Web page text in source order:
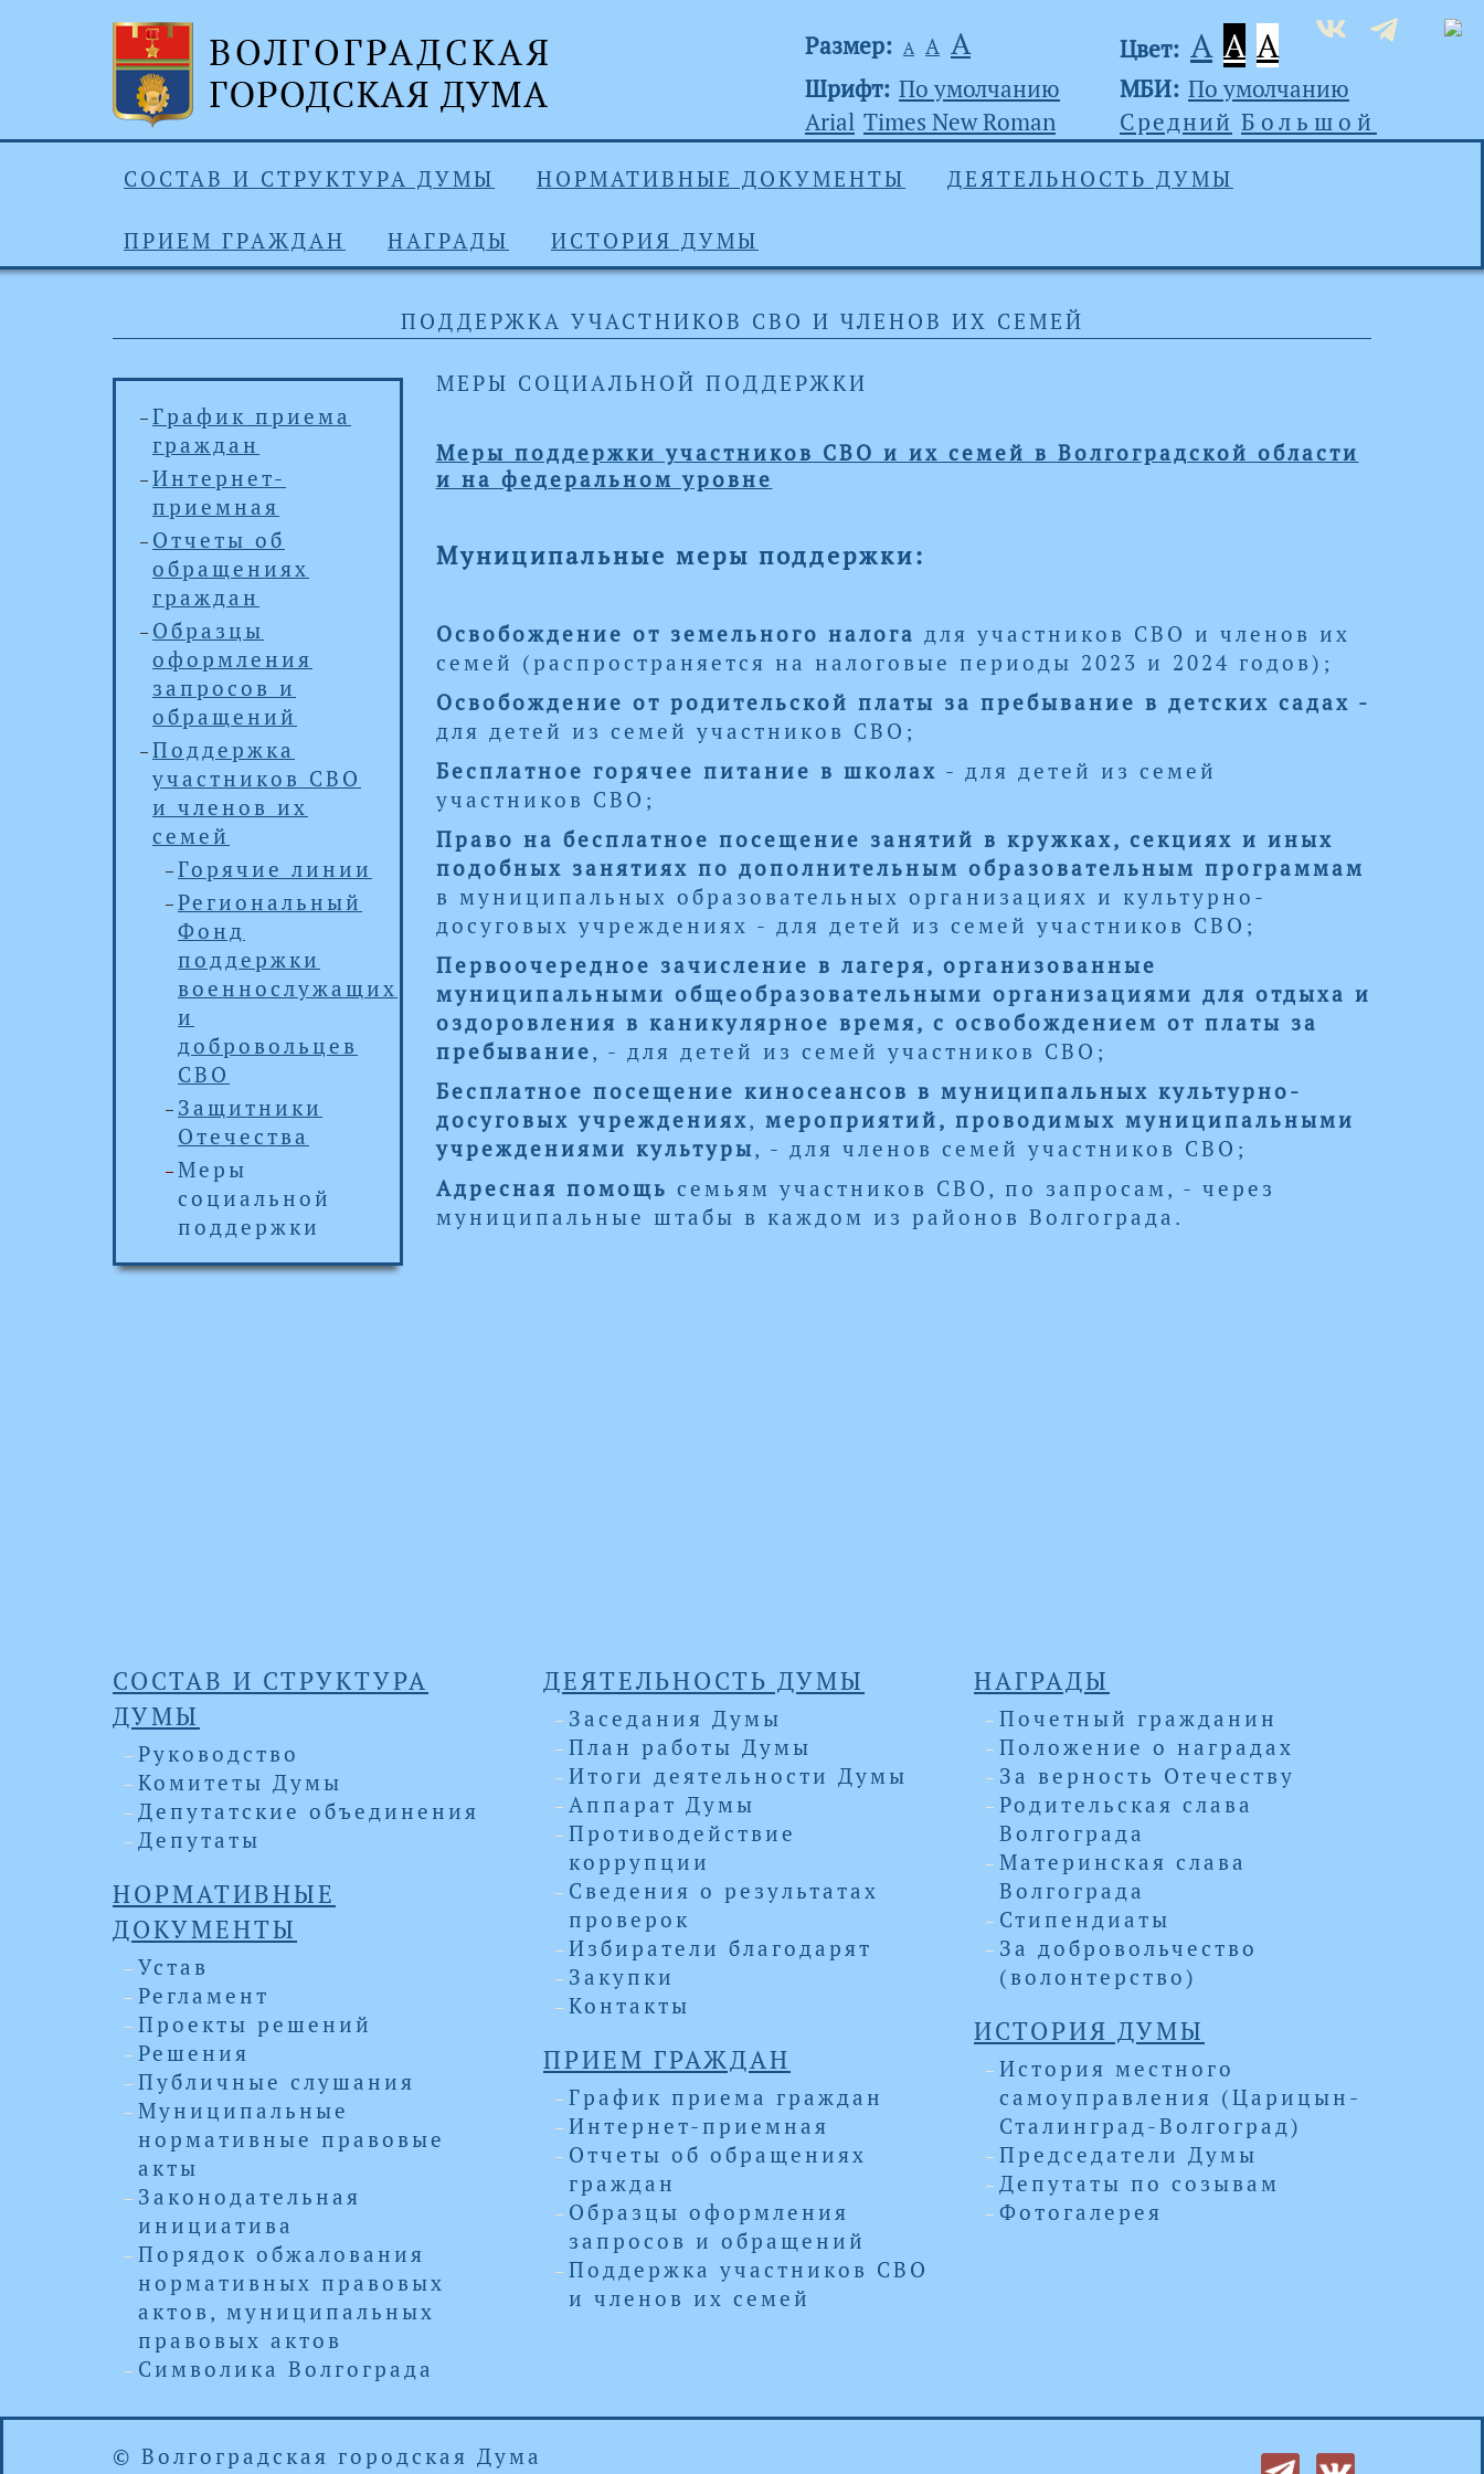
Размер: А А А Цвет: A A A
Шрифт: По умолчанию
Arial Times New Roman
МБИ: По умолчанию
Средний Большой
СОСТАВ И СТРУКТУРА ДУМЫ НОРМАТИВНЫЕ ДОКУМЕНТЫ ДЕЯТЕЛЬНОСТЬ ДУМЫ
ПРИЕМ ГРАЖДАН НАГРАДЫ ИСТОРИЯ ДУМЫ
ПОДДЕРЖКА УЧАСТНИКОВ СВО И ЧЛЕНОВ ИХ СЕМЕЙ
График приема
граждан
Интернет-
приемная
Отчеты об
обращениях
граждан
Образцы
оформления
запросов и
обращений
Поддержка
участников СВО
и членов их
семей
Горячие линии
Региональный
Фонд
поддержки
военнослужащих
и
добровольцев
СВО
Защитники
Отечества
Меры
социальной
поддержки
МЕРЫ СОЦИАЛЬНОЙ ПОДДЕРЖКИ
Меры поддержки участников СВО и их семей в Волгоградской области
и на федеральном уровне
Муниципальные меры поддержки:
Освобождение от земельного налога для участников СВО и членов их
семей (распространяется на налоговые периоды 2023 и 2024 годов);
Освобождение от родительской платы за пребывание в детских садах -
для детей из семей участников СВО;
Бесплатное горячее питание в школах - для детей из семей
участников СВО;
Право на бесплатное посещение занятий в кружках, секциях и иных
подобных занятиях по дополнительным образовательным программам
в муниципальных образовательных организациях и культурно-
досуговых учреждениях - для детей из семей участников СВО;
Первоочередное зачисление в лагеря, организованные
муниципальными общеобразовательными организациями для отдыха и
оздоровления в каникулярное время, с освобождением от платы за
пребывание, - для детей из семей участников СВО;
Бесплатное посещение киносеансов в муниципальных культурно-
досуговых учреждениях, мероприятий, проводимых муниципальными
учреждениями культуры, - для членов семей участников СВО;
Адресная помощь семьям участников СВО, по запросам, - через
муниципальные штабы в каждом из районов Волгограда.
СОСТАВ И СТРУКТУРА
ДУМЫ
Руководство
Комитеты Думы
Депутатские объединения
Депутаты
НОРМАТИВНЫЕ
ДОКУМЕНТЫ
Устав
Регламент
Проекты решений
Решения
Публичные слушания
Муниципальные
нормативные правовые
акты
Законодательная
инициатива
Порядок обжалования
нормативных правовых
актов, муниципальных
правовых актов
Символика Волгограда
ДЕЯТЕЛЬНОСТЬ ДУМЫ
Заседания Думы
План работы Думы
Итоги деятельности Думы
Аппарат Думы
Противодействие
коррупции
Сведения о результатах
проверок
Избиратели благодарят
Закупки
Контакты
ПРИЕМ ГРАЖДАН
График приема граждан
Интернет-приемная
Отчеты об обращениях
граждан
Образцы оформления
запросов и обращений
Поддержка участников СВО
и членов их семей
НАГРАДЫ
Почетный гражданин
Положение о наградах
За верность Отечеству
Родительская слава
Волгограда
Материнская слава
Волгограда
Стипендиаты
За добровольчество
(волонтерство)
ИСТОРИЯ ДУМЫ
История местного
самоуправления (Царицын-
Сталинград-Волгоград)
Председатели Думы
Депутаты по созывам
Фотогалерея
© Волгоградская городская Дума